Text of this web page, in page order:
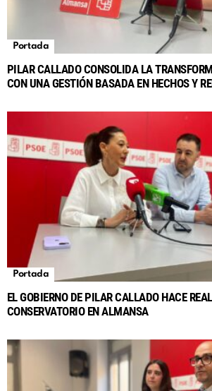
Portada
PILAR CALLADO CONSOLIDA LA
CON UNA GESTIÓN BASADA EN HECHOS Y
Portada
EL GOBIERNO DE PILAR CALLADO HACE
CONSERVATORIO EN ALMANSA